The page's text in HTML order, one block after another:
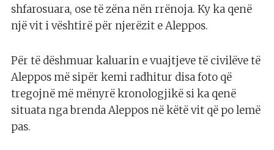
shfarosuara, ose të zëna nën rrënoja. Ky ka qenë
një vit i vështirë për njerëzit e Aleppos.
Për të dëshmuar kaluarin e vuajtjeve të civilëve të
Aleppos më sipër kemi radhitur disa foto që
tregojnë më mënyrë kronologjikë si ka qenë
situata nga brenda Aleppos në këtë vit që po lemë
pas.